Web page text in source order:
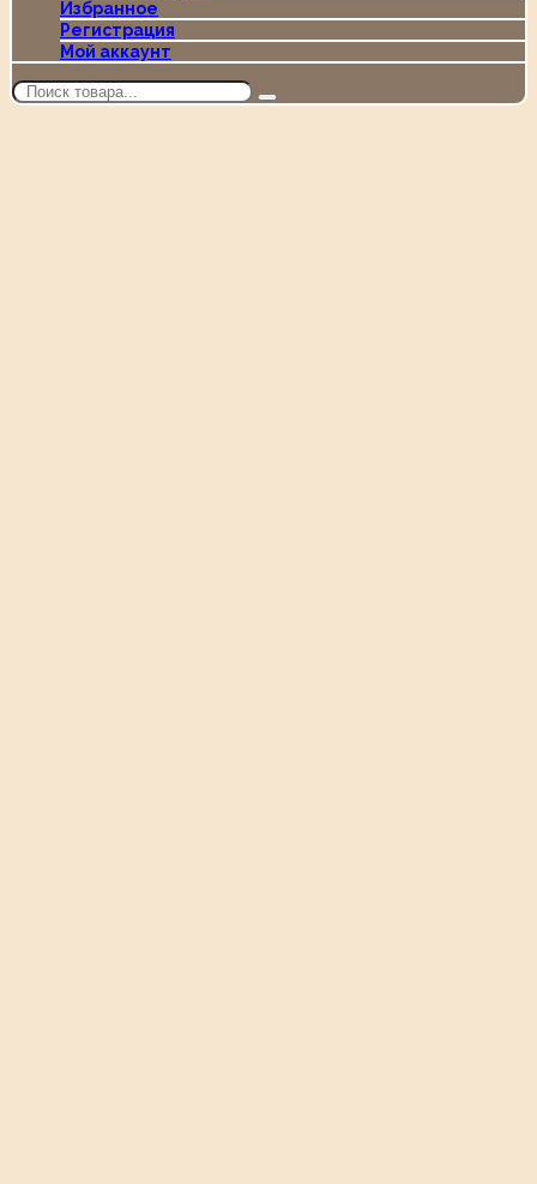
Избранное
Регистрация
Мой аккаунт